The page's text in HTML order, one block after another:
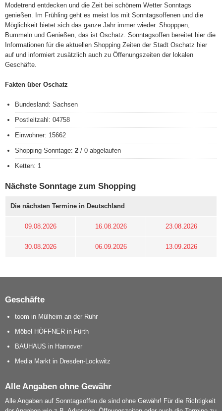
Modetrend entdecken und die Zeit bei schönem Wetter Sonntags
genießen. Im Frühling geht es meist los mit Sonntagsoffenen und die
Möglichkeit bietet sich das ganze Jahr immer wieder. Shopppen,
Bummeln und Genießen, das ist Oschatz. Sonntagsoffen bereitet hier die
Informationen für die aktuellen Shopping Zeiten der Stadt Oschatz hier
auf und informiert zusätzlich auch zu Öffenungszeiten der lokalen
Geschäfte.
Fakten über Oschatz
Bundesland: Sachsen
Postleitzahl: 04758
Einwohner: 15662
Shopping-Sonntage: 2 / 0 abgelaufen
Ketten: 1
Nächste Sonntage zum Shopping
Die nächsten Termine in Deutschland
09.08.2026 16.08.2026 23.08.2026
30.08.2026 06.09.2026 13.09.2026
Geschäfte
toom in Mülheim an der Ruhr
Möbel HÖFFNER in Fürth
BAUHAUS in Hannover
Media Markt in Dresden-Lockwitz
Alle Angaben ohne Gewähr
Alle Angaben auf Sonntagsoffen.de sind ohne Gewähr! Für die Richtigkeit